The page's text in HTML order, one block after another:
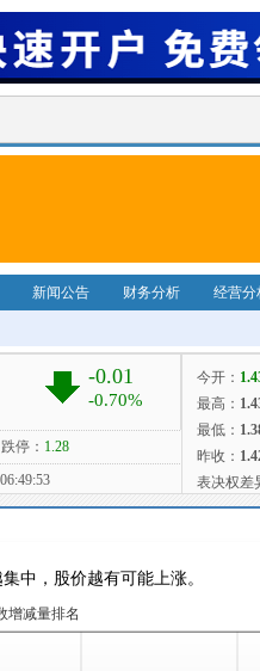
新闻公告 财务分析 经营分